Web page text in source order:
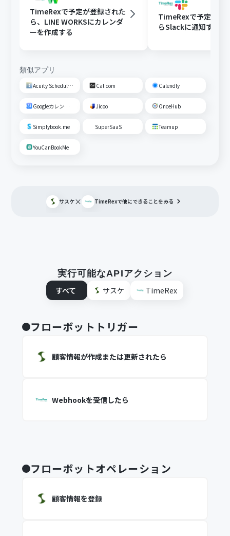
TimeRexで予定が登録された
ら、LINE WORKSにカレンダ
ーを作成する
TimeRexで予定が登
らSlackに通知する
類似アプリ
Acuity Scheduling Cal.com Calendly
Googleカレンダー Jicoo OnceHub
Simplybook.me SuperSaaS Teamup
YouCanBookMe
サスケ× TimeRexで他にできることをみる
実行可能なAPIアクション
すべて
サスケ TimeRex
フローボットトリガー
顧客情報が作成または更新されたら
Webhookを受信したら
フローボットオペレーション
顧客情報を登録